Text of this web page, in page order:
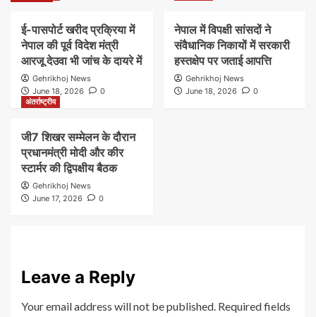
ई-पासपोर्ट खरीद प्रक्रिया में
नेपाल की पूर्व विदेश मंत्री
आरजू देउवा भी जांच के दायरे में
Gehrikhoj News
June 18, 2026
0
नेपाल में विपक्षी सांसदों ने
संवैधानिक निकायों में सरकारी
हस्तक्षेप पर जताई आपत्ति
Gehrikhoj News
June 18, 2026
0
अंतर्राष्ट्रीय
जी7 शिखर सम्मेलन के दौरान
प्रधानमंत्री मोदी और कीर
स्टार्मर की द्विपक्षीय बैठक
Gehrikhoj News
June 17, 2026
0
Leave a Reply
Your email address will not be published. Required fields